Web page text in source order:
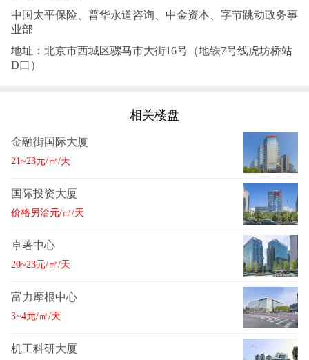
中国太平保险、普华永道咨询、中金资本、字节跳动政务事
业部
地址：北京市西城区骡马市大街16号（地铁7号线虎坊桥站
D口）
相关楼盘
金融街国际大厦
21~23元/㎡/天
国际投资大厦
价格另洽元/㎡/天
卓著中心
20~23元/㎡/天
富力摩根中心
3~4元/㎡/天
机工科研大厦